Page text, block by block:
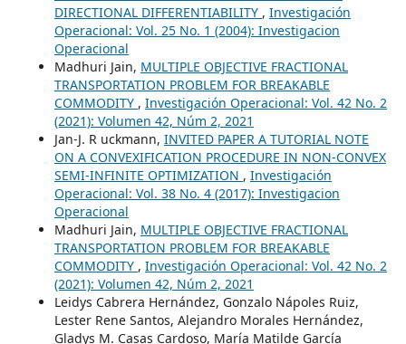
DIRECTIONAL DIFFERENTIABILITY , Investigación
Operacional: Vol. 25 No. 1 (2004): Investigacion
Operacional
Madhuri Jain, MULTIPLE OBJECTIVE FRACTIONAL
TRANSPORTATION PROBLEM FOR BREAKABLE
COMMODITY , Investigación Operacional: Vol. 42 No. 2
(2021): Volumen 42, Núm 2, 2021
Jan-J. R uckmann, INVITED PAPER A TUTORIAL NOTE
ON A CONVEXIFICATION PROCEDURE IN NON-CONVEX
SEMI-INFINITE OPTIMIZATION , Investigación
Operacional: Vol. 38 No. 4 (2017): Investigacion
Operacional
Madhuri Jain, MULTIPLE OBJECTIVE FRACTIONAL
TRANSPORTATION PROBLEM FOR BREAKABLE
COMMODITY , Investigación Operacional: Vol. 42 No. 2
(2021): Volumen 42, Núm 2, 2021
Leidys Cabrera Hernández, Gonzalo Nápoles Ruiz,
Lester Rene Santos, Alejandro Morales Hernández,
Gladys M. Casas Cardoso, María Matilde García